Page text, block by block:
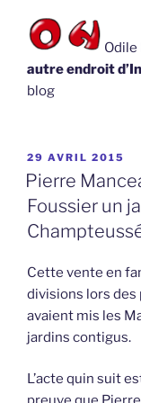
Odile
autre endroit
blog
PUBLIÉ
LE
29 AVRIL 2015
Pierre
Foussier un
Cette vente en
divisions lors des
avaient mis les
jardins contigus.
L’acte quin suit